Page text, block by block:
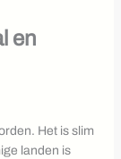
en
Het is slim
landen is